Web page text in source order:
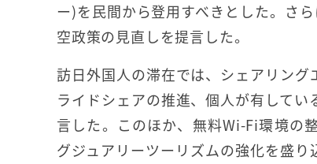
ー)を民間から登用すべきとした。さ
空政策の見直しを提言した。
訪日外国人の滞在では、シェアリング
ライドシェアの推進、個人が有して
言した。このほか、無料Wi-Fi環境の
グジュアリーツーリズムの強化を盛り